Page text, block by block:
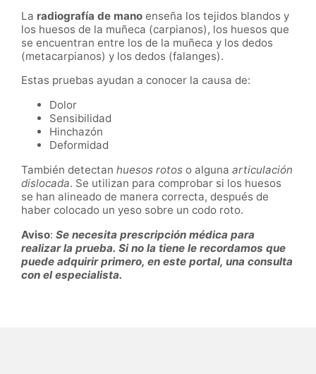
La radiografía de mano enseña los tejidos blandos y
los huesos de la muñeca (carpianos), los huesos que
se encuentran entre los de la muñeca y los dedos
(metacarpianos) y los dedos (falanges).
Estas pruebas ayudan a conocer la causa de:
Dolor
Sensibilidad
Hinchazón
Deformidad
También detectan huesos rotos o alguna articulación
dislocada. Se utilizan para comprobar si los huesos
se han alineado de manera correcta, después de
haber colocado un yeso sobre un codo roto.
Aviso: Se necesita prescripción médica para
realizar la prueba. Si no la tiene le recordamos que
puede adquirir primero, en este portal, una consulta
con el especialista.